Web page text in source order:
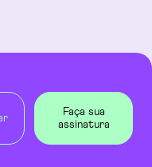
Faça sua
assinatura